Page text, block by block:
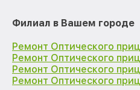
Филиал в Вашем городе
Ремонт Оптического
Ремонт Оптического
Ремонт Оптического
Ремонт Оптического